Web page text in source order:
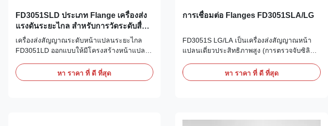
FD3051SLD ประเภท Flange เครื่องส่ง
แรงดันระยะไกล สําหรับการวัดระดับสื่อ
ระดับสูงสุด
เครื่องส่งสัญญาณระดับหน้าแปลนระยะไกล
FD3051LD ออกแบบให้มีโครงสร้างหน้าแปลน
ของเหลวในภาชนะปิดผนึกทางอุตสาหกรรม
หา ราคา ที่ ดี ที่สุด
การเชื่อมต่อ Flanges FD3051SLA/LG
FD3051S LG/LA เป็นเครื่องส่งสัญญาณหน้า
แปลนเดี่ยวประสิทธิภาพสูง (การตรวจจับซิลิกอ
ดัน/ของเหลวทางอุตสาหกรรม
หา ราคา ที่ ดี ที่สุด